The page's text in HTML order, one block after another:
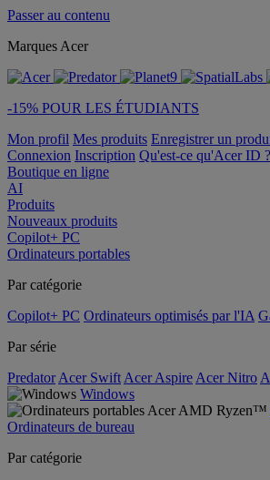
Passer au contenu
Marques Acer
-15% POUR LES ÉTUDIANTS
Mon profil Mes produits Enregistrer un
Connexion Inscription Qu'est-ce qu'Acer ID ?
Boutique en ligne
AI
Produits
Nouveaux produits
Copilot+ PC
Ordinateurs portables
Par catégorie
Copilot+ PC Ordinateurs optimisés par l'IA
Par série
Predator Acer Swift Acer Aspire Acer Nitro
Windows
Ordinateurs de bureau
Par catégorie